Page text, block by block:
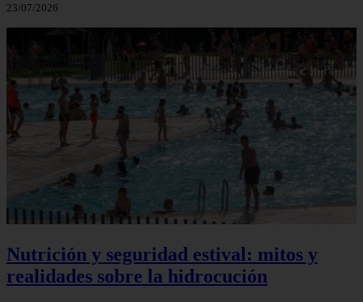
23/07/2026
Nutrición y seguridad estival: mitos y
realidades sobre la hidrocución